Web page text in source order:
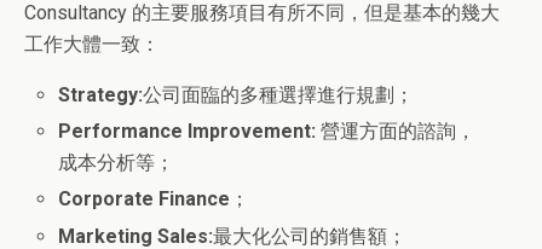
Consultancy 的主要服務項目有所不同，但是基本的幾大
工作大體一致：
Strategy:公司面臨的多種選擇進行規劃；
Performance Improvement:營運方面的諮詢，
成本分析等；
Corporate Finance ；
Marketing Sales:最大化公司的銷售額；